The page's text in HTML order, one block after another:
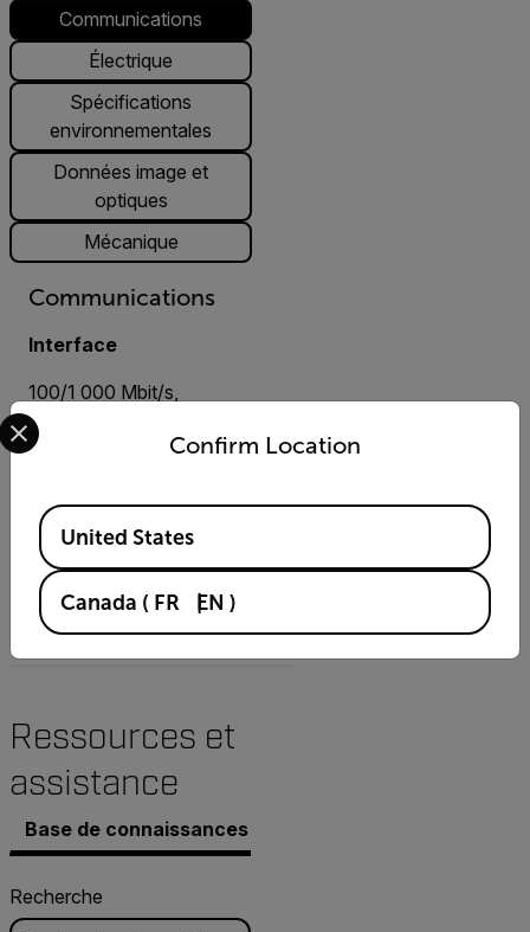
Communications
Électrique
Spécifications
environnementales
Données image et
optiques
Mécanique
Communications
Interface
100/1 000 Mbit/s,
négociation automatique
IPv4, TCP/IP, UDP, RTP,
RTSP, HTTP, HTTPS,
ICMP, FTP, SMTP, DHCP,
UPnP, IGMP, SNMP, QoS,
ONVIF, TLS1.2, IEEE802.1x
Ressources et
assistance
Base de connaissances
Recherche
Confirm Location
Select your preferred country and language from the
Available Locations
United States
Canada ( FR EN )